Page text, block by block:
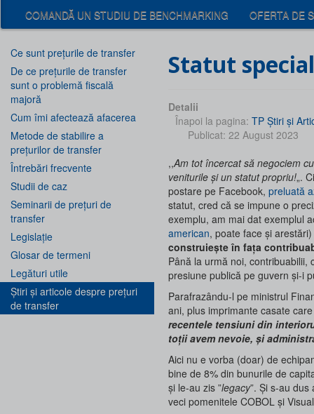
COMANDĂ UN STUDIU DE BENCHMARKING
OFERTA DE
Ce sunt prețurile de transfer
De ce prețurile de transfer
sunt o problemă fiscală
majoră
Cum îmi afectează afacerea
Metode de stabilire a
prețurilor de transfer
Întrebări frecvente
Studii de caz
Seminarii de prețuri de
transfer
Legislație
Glosar de termeni
Legături utile
Știri și articole despre prețuri
de transfer
Statut
Detalii
Înapoi la pagina: TP Ştiri şi
Publicat: 22 August 2023
,,Am tot încercat să negociem
veniturile şi un statut propriu!„.
postare pe Facebook, preluată
statut, cred că se impune o
exemplu, am mai dat exemplul
american, poate face și arestări)
construiește în fața
Până la urmă noi, contribuabilii,
presiune publică pe guvern și-i
Parafrazându-l pe ministrul
ani, plus imprimante casate
recentele tensiuni din
toții avem nevoie, și
Aici nu e vorba (doar) de
bine de 8% din bunurile de
și le-au zis ”legacy”. Și s-au
veci pomenitele COBOL și